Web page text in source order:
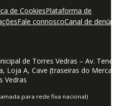
de CookiesPlataforma de
Fale connoscoCanal de
de Torres Vedras – Av.
Loja A, Cave (traseiras do
Vedras
para rede fixa nacional)